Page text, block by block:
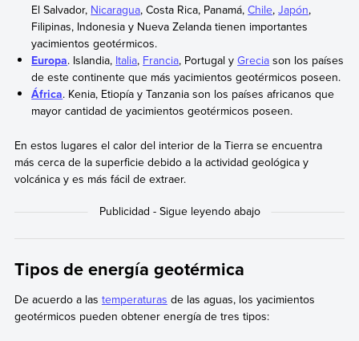
El Salvador, Nicaragua, Costa Rica, Panamá,Chile,Japón,
Filipinas, Indonesia y Nueva Zelanda tienen importantes
yacimientos geotérmicos.
Europa. Islandia, Italia, Francia, Portugal yGrecia son los países
de este continente que más yacimientos geotérmicos poseen.
África. Kenia, Etiopía y Tanzania son los países africanos que
mayor cantidad de yacimientos geotérmicos poseen.
En estos lugares el calor del interior de la Tierra se encuentra
más cerca de la superficie debido a la actividad geológica y
volcánica y es más fácil de extraer.
Tipos de energía geotérmica
De acuerdo a las temperaturas de las aguas, los yacimientos
geotérmicos pueden obtener energía de tres tipos: